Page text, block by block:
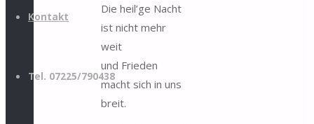
Kontakt
Tel. 07225/790438
Die heil’ge Nacht
ist nicht mehr
weit
und Frieden
macht sich in uns
breit.